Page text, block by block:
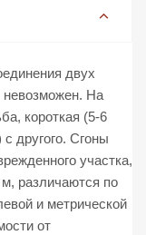
двух
невозможен. На
короткая (5-6
другого. Сгоны
участка,
различаются по
и метрической
от